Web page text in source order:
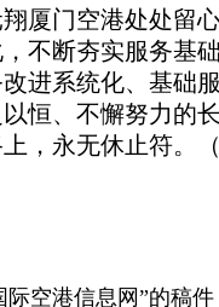
门空港处处留
不断夯实服务基
进系统化、基础
恒、不懈努力的
，永无休止符。
空港信息网”的稿件